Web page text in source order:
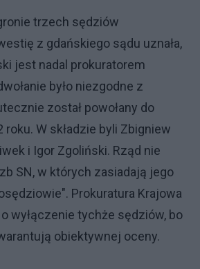
trzech sędziów
z gdańskiego sądu uznała,
jest nadal prokuratorem
było niezgodne z
został powołany do
W składzie byli Zbigniew
i Igor Zgoliński. Rząd nie
SN, w których zasiadają jego
Prokuratura Krajowa
o wyłączenie tychże sędziów, bo
obiektywnej oceny.